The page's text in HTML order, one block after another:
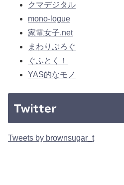
クマデジタル
mono-logue
家電女子.net
まわりぶろぐ
ぐふとく！
YAS的なモノ
Twitter
Tweets by brownsugar_t